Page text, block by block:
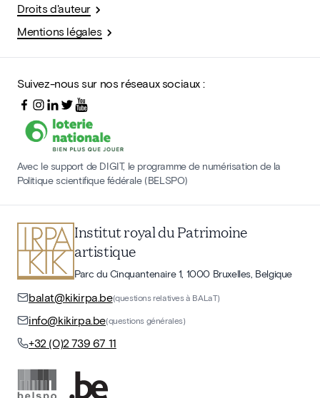
Droits d'auteur
Mentions légales
Suivez-nous sur nos réseaux sociaux :
Avec le support de DIGIT, le programme de numérisation de la
Politique scientifique fédérale (BELSPO)
Institut royal du Patrimoine
artistique
Parc du Cinquantenaire 1, 1000 Bruxelles, Belgique
balat@kikirpa.be(questions relatives à BALaT)
info@kikirpa.be(questions générales)
+32 (0)2 739 67 11